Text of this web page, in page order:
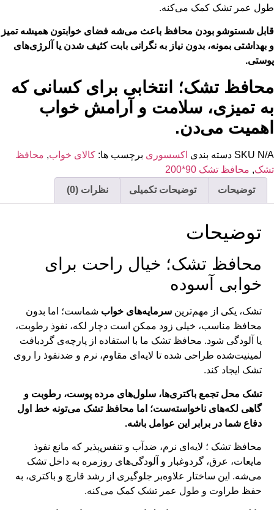
طول عمر تشک کمک می‌کنه.
قابل شستوشو بودن محافظ باعث می‌شه فضای خوابتون همیشه تمیز
و بهداشتی بمونه، بدون نیاز به نگرانی بابت کثیف شدن یا آلرژی‌های
پوستی.
محافظ تشک؛ انتخابی برای کسانی که
به تمیزی، سلامت و آرامش خواب
اهمیت می‌دن.
SKU N/A دسته بندی اکسسوری برچسب ها: کالای خواب, محافظ
تشک, محافظ تشک 90*200
توضیحات
توضیحات تکمیلی نظرات (0)
توضیحات
محافظ تشک؛ خیال راحت برای
خوابی آسوده
تشک، یکی از مهم‌ترین سرمایه‌های خواب شماست؛ اما بدون
محافظ مناسب، خیلی زود ممکن است دچار لکه، نفوذ رطوبت،
یا آلودگی شود. محافظ تشک ما با استفاده از پارچه‌ی گردبافت
لمینیت‌شده طراحی شده تا لایه‌ای مقاوم، نرم و ضدنفوذ را روی
تشک ایجاد کند.
تشک محل تجمع باکتری‌ها، سلول‌های مرده پوست، رطوبت و
گاهی لکه‌های ناخواسته‌ست؛ اما محافظ تشک می‌تونه خط اول
دفاع شما در برابر این عوامل باشه.
محافظ تشک ؛ لایه‌ای نرم، ضدآب و تنفس‌پذیر که مانع نفوذ
مایعات، عرق، گردوغبار و آلودگی‌های روزمره به داخل تشک
می‌شه. این ساختار علاوه‌بر جلوگیری از رشد قارچ و باکتری، به
حفظ طراوت و طول عمر تشک کمک می‌کنه.